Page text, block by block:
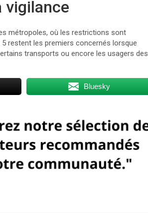
vigilance
métropoles, où les restrictions sont
restent les premiers concernés lorsque
transports ou encore les usagers des
Bluesky